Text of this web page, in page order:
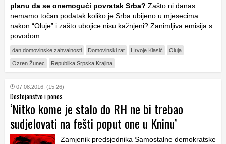
planu da se onemogući povratak Srba? Zašto ni danas
nemamo točan podatak koliko je Srba ubijeno u mjesecima
nakon “Oluje” i zašto ubojice nisu kažnjeni? Zanimljiva emisija s
povodom…
dan domovinske zahvalnosti Domovinski rat Hrvoje Klasić Oluja
Ozren Žunec Republika Srpska Krajina
07.08.2016. (15:26)
Dostojanstvo i ponos
‘Nitko kome je stalo do RH ne bi trebao
sudjelovati na fešti poput one u Kninu’
Zamjenik predsjednika Samostalne demokratske